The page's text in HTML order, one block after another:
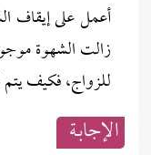
أعمل على إيقاف
للزواج، فكيف يتم
الإجابــة